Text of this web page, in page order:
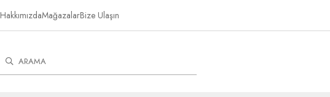
HakkımızdaMağazalarBize Ulaşın